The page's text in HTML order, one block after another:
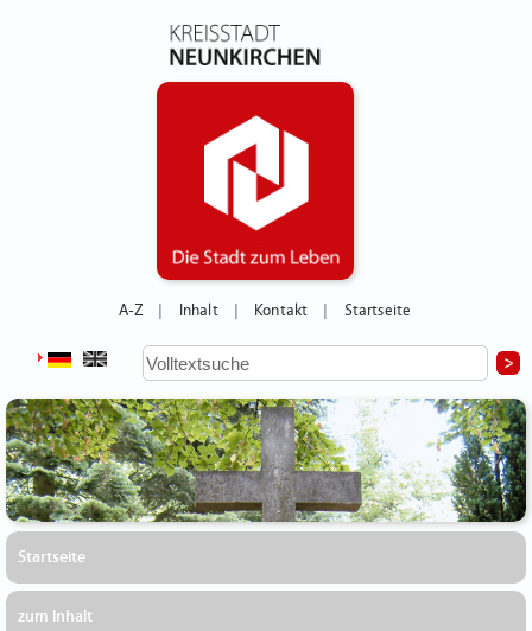
A-Z Inhalt Kontakt Startseite
Startseite
zum Inhalt